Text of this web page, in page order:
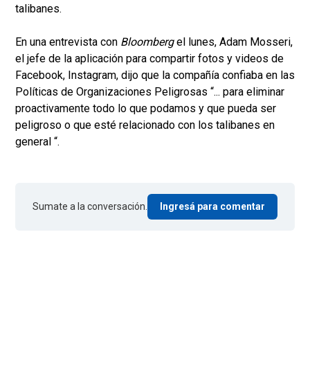
talibanes.
En una entrevista con Bloombergel lunes, Adam Mosseri,
el jefe de la aplicación para compartir fotos y videos de
Facebook, Instagram, dijo que la compañía confiaba en las
Políticas de Organizaciones Peligrosas “... para eliminar
proactivamente todo lo que podamos y que pueda ser
peligroso o que esté relacionado con los talibanes en
general “.
Sumate a la conversación. Ingresá para comentar